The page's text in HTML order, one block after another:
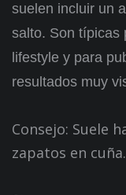
suelen incluir un
salto. Son típicas
lifestyle y para
resultados muy
Consejo: Suele
zapatos en cuña.